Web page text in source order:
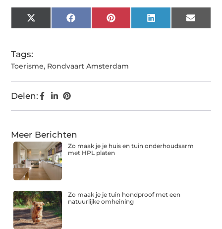
X
(Twitter)
FacebookPinterestLinkedIn Email
Tags:
Toerisme, Rondvaart Amsterdam
Delen:
Meer Berichten
Zo maak je je huis en tuin onderhoudsarm
met HPL platen
Zo maak je je tuin hondproof met een
natuurlijke omheining